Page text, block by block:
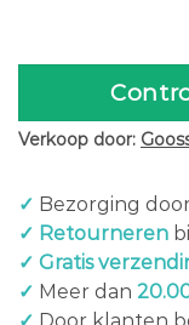
Verkoop door:
✓ Bezorging
✓ Retourneren
✓ Gratis
✓ Meer dan